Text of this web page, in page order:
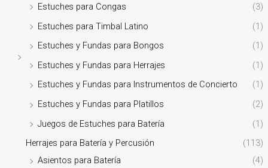
Estuches para Congas
(3)
Estuches para Timbal Latino
(1)
Estuches y Fundas para Bongos
(1)
Estuches y Fundas para Herrajes
(1)
Estuches y Fundas para Instrumentos de Concierto
(1)
Estuches y Fundas para Platillos
(2)
Juegos de Estuches para Batería
(1)
Herrajes para Batería y Percusión
(113)
Asientos para Batería
(4)